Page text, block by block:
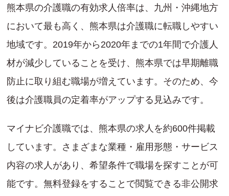
熊本県の介護職の有効求人倍率は、九州・沖縄地方
において最も高く、熊本県は介護職に転職しやすい
地域です。2019年から2020年までの1年間で介護人
材が減少していることを受け、熊本県では早期離職
防止に取り組む職場が増えています。そのため、今
後は介護職員の定着率がアップする見込みです。
マイナビ介護職では、熊本県の求人を約600件掲載
しています。さまざまな業種・雇用形態・サービス
内容の求人があり、希望条件で職場を探すことが可
能です。無料登録をすることで閲覧できる非公開求